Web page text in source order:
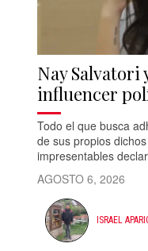
Nay Salvatori
influencer
Todo el que busca
de sus propios
impresentables
AGOSTO 6, 2026
ISRAEL